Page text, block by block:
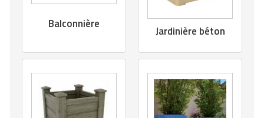
Ustensile de cuisine
Vitrines réfrigérées
Balconnière Jardinière béton